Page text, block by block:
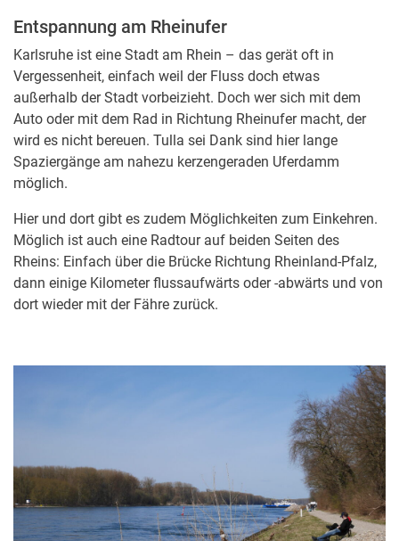
Entspannung am Rheinufer
Karlsruhe ist eine Stadt am Rhein – das gerät oft in
Vergessenheit, einfach weil der Fluss doch etwas
außerhalb der Stadt vorbeizieht. Doch wer sich mit dem
Auto oder mit dem Rad in Richtung Rheinufer macht, der
wird es nicht bereuen. Tulla sei Dank sind hier lange
Spaziergänge am nahezu kerzengeraden Uferdamm
möglich.
Hier und dort gibt es zudem Möglichkeiten zum Einkehren.
Möglich ist auch eine Radtour auf beiden Seiten des
Rheins: Einfach über die Brücke Richtung Rheinland-Pfalz,
dann einige Kilometer flussaufwärts oder -abwärts und von
dort wieder mit der Fähre zurück.